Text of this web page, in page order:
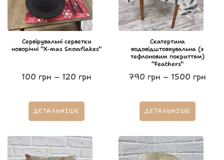
Сервірувальні серветки
новорічні “X-mas Snowflakes”
100 грн – 120 грн
ДЕТАЛЬНІШЕ
Скатертина
водовідштовхувальна (з
тефлоновим покриттям)
“Feathers”
790 грн – 1500 грн
ДЕТАЛЬНІШЕ